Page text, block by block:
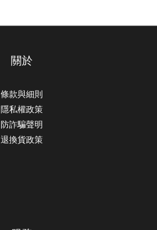
關於
條款與細則
隱私權政策
防詐騙聲明
退換貨政策